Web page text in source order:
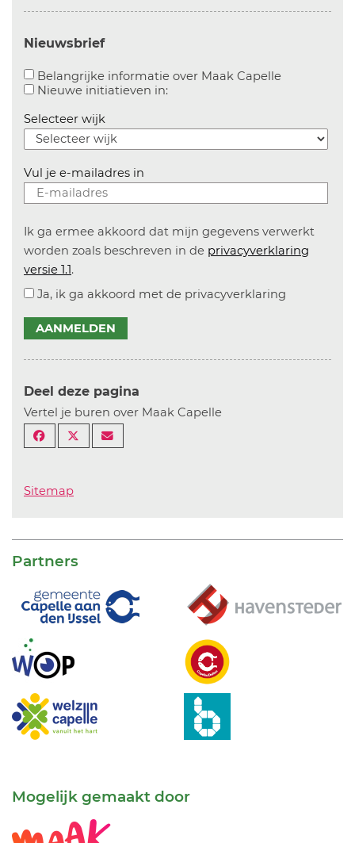
Nieuwsbrief
Belangrijke informatie over Maak CapelleAanvinken
Nieuwe initiatieven in:Aanvinken om informatie over
Selecteer wijk
Vul je e-mailadres in
Ik ga ermee akkoord dat mijn gegevens verwerkt
worden zoals beschreven in de privacyverklaring
versie 1.1.
Ja, ik ga akkoord met de privacyverklaring
AANMELDEN
Deel deze pagina
Vertel je buren over Maak Capelle
Sitemap
Partners
Mogelijk gemaakt door